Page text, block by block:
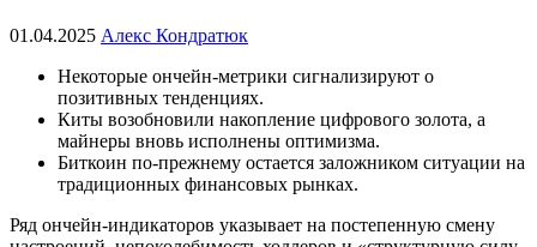
01.04.2025 Алекс Кондратюк
Некоторые ончейн-метрики сигнализируют о
позитивных тенденциях.
Киты возобновили накопление цифрового золота, а
майнеры вновь исполнены оптимизма.
Биткоин по-прежнему остается заложником ситуации на
традиционных финансовых рынках.
Ряд ончейн-индикаторов указывает на постепенную смену